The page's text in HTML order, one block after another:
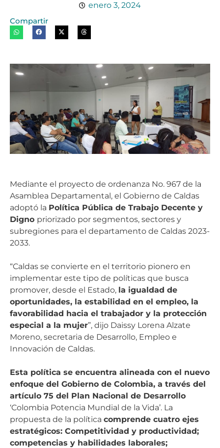
enero 3, 2024
Compartir
Mediante el proyecto de ordenanza No. 967 de la
Asamblea Departamental, el Gobierno de Caldas
adoptó la Política Pública de Trabajo Decente y
Digno priorizado por segmentos, sectores y
subregiones para el departamento de Caldas 2023-
2033.
“Caldas se convierte en el territorio pionero en
implementar este tipo de políticas que busca
promover, desde el Estado, la igualdad de
oportunidades, la estabilidad en el empleo, la
favorabilidad hacia el trabajador y la protección
especial a la mujer”, dijo Daissy Lorena Alzate
Moreno, secretaria de Desarrollo, Empleo e
Innovación de Caldas.
Esta política se encuentra alineada con el nuevo
enfoque del Gobierno de Colombia, a través del
artículo 75 del Plan Nacional de Desarrollo
‘Colombia Potencia Mundial de la Vida’. La
propuesta de la política comprende cuatro ejes
estratégicos: Competitividad y productividad;
competencias y habilidades laborales;